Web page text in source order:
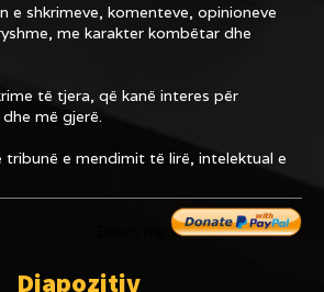
e shkrimeve, komenteve, opinioneve
me karakter kombëtar dhe
të tjera, që kanë interes për
më gjerë.
tribunë e mendimit të lirë, intelektual e
Diapozitiv